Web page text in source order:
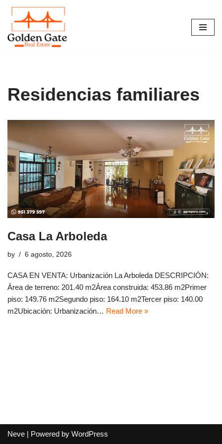
to
Residencias familiares
Casa La Arboleda
by 6 agosto, 2026
CASA EN VENTA: Urbanización La Arboleda DESCRIPCIÓN:
Área de terreno: 201.40 m2Área construida: 453.86 m2Primer
piso: 149.76 m2Segundo piso: 164.10 m2Tercer piso: 140.00
m2Ubicación: Urbanización… Read More »
Neve | Powered by WordPress